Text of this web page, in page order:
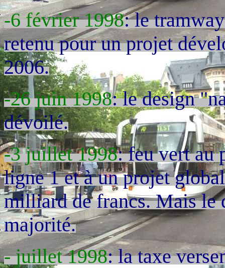
-6 février 1998: le
retenu pour un projet
2006.
-26 juin 1998: le design
dévoilé.
-3 juillet 1998: feu vert au
ligne 1 et à un projet
milliard de francs. Mais le
majorité.
- juillet 1998: la taxe